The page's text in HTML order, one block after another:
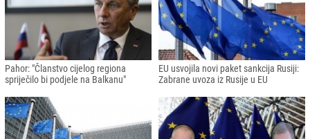
Pahor: "Članstvo cijelog regiona
spriječilo bi podjele na Balkanu"
EU usvojila novi paket sankcija Rusiji:
Zabrane uvoza iz Rusije u EU